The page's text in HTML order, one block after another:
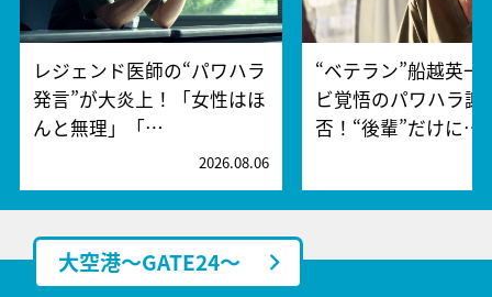
レジェンド医師の“パワハラ
発言”が大炎上！「女性はほ
んと無理」「…
2026.08.06
“ベテラン”船越英一
ビ覚悟のパワハラ謝
否！“後輩”だけに…
大空港～GATE24～